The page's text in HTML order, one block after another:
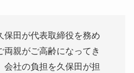
保田が代表取締役を務め
両親がご高齢になってき
会社の負担を久保田が担